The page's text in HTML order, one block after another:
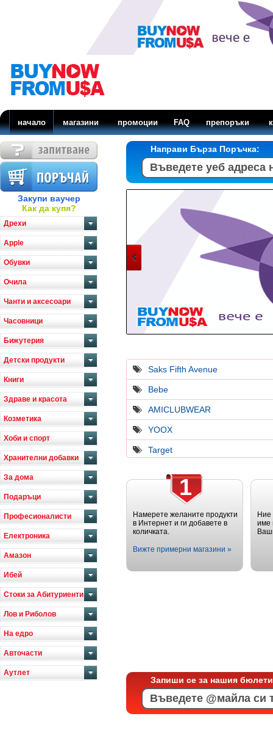
начало магазини промоции FAQ препоръки
Закупи ваучер
Как да купя?
Дрехи
Apple
Обувки
Очила
Чанти и аксесоари
Часовници
Бижутерия
Детски продукти
Книги
Здраве и красота
Козметика
Хоби и спорт
Хранителни добавки
За дома
Подаръци
Професионалисти
Електроника
Амазон
Ибей
Стоки за Абитуриенти
Лов и Риболов
На едро
Авточасти
Аутлет
Направи Бърза Поръчка:
Saks Fifth Avenue
Bebe
AMICLUBWEAR
YOOX
Target
1
Намерете желаните продукти
в Интернет и ги добавете в
количката.
Вижте примерни магазини »
име
Запиши се за нашия